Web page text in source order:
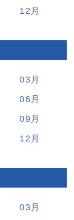
12
03
06
09
12
03